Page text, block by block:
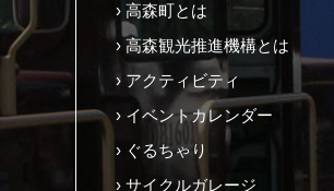
› 高森町とは
› 高森観光推進機構とは
› アクティビティ
› イベントカレンダー
› ぐるちゃり
› サイクルガレージ